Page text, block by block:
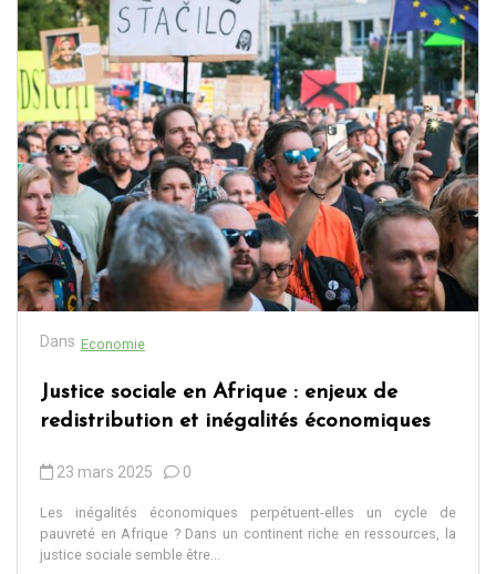
Dans Economie
Justice sociale en Afrique : enjeux de
redistribution et inégalités économiques
23 mars 2025 0
Les inégalités économiques perpétuent-elles un cycle de
pauvreté en Afrique ? Dans un continent riche en ressources, la
justice sociale semble être...